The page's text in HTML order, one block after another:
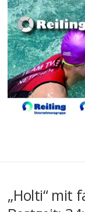
Direkt
zum
Inhalt
„Holti“ mit